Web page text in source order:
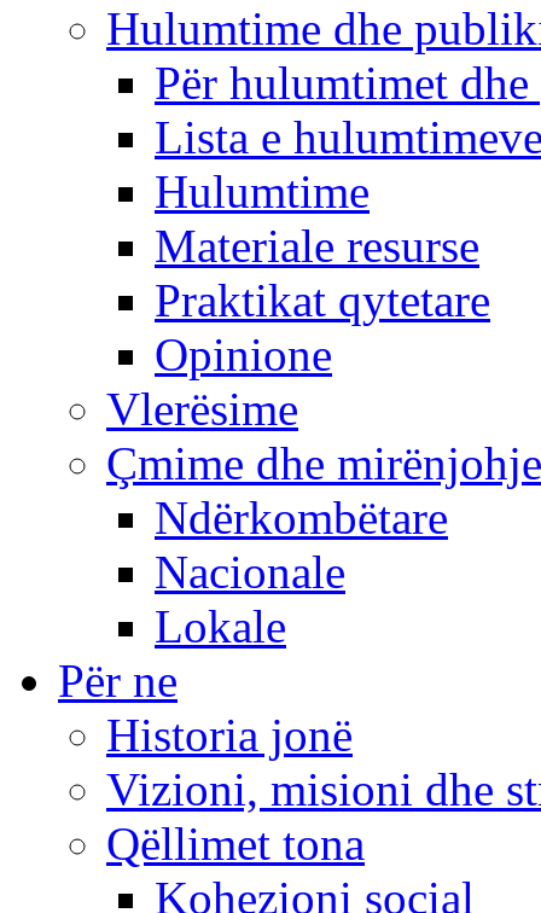
Hulumtime dhe
Për hulumtimet
Lista e
Hulumtime
Materiale resurse
Praktikat qytetare
Opinione
Vlerësime
Çmime dhe mirënjohje
Ndërkombëtare
Nacionale
Lokale
Për ne
Historia jonë
Vizioni, misioni dhe
Qëllimet tona
Kohezioni social